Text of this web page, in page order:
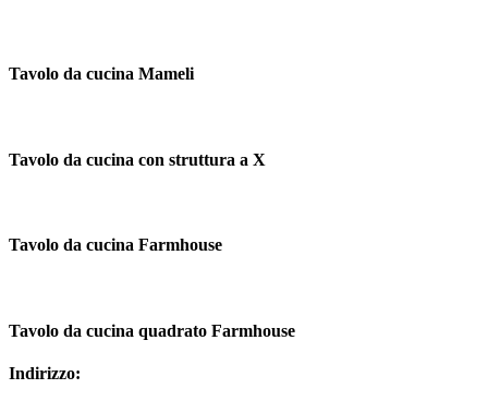
Tavolo da cucina Mameli
Tavolo da cucina con struttura a X
Tavolo da cucina Farmhouse
Tavolo da cucina quadrato Farmhouse
Indirizzo: